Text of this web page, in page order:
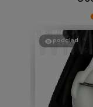
podgląd